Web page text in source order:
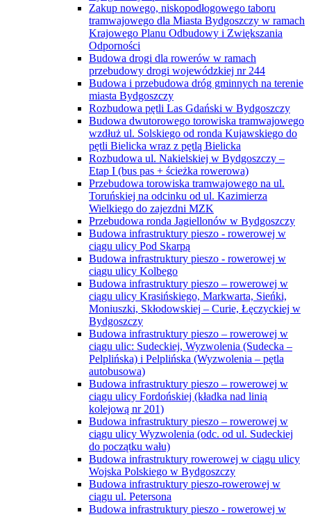
Zakup nowego, niskopodłogowego taboru
tramwajowego dla Miasta Bydgoszczy w ramach
Krajowego Planu Odbudowy i Zwiększania
Odporności
Budowa drogi dla rowerów w ramach
przebudowy drogi wojewódzkiej nr 244
Budowa i przebudowa dróg gminnych na terenie
miasta Bydgoszczy
Rozbudowa pętli Las Gdański w Bydgoszczy
Budowa dwutorowego torowiska tramwajowego
wzdłuż ul. Solskiego od ronda Kujawskiego do
pętli Bielicka wraz z pętlą Bielicka
Rozbudowa ul. Nakielskiej w Bydgoszczy –
Etap I (bus pas + ścieżka rowerowa)
Przebudowa torowiska tramwajowego na ul.
Toruńskiej na odcinku od ul. Kazimierza
Wielkiego do zajezdni MZK
Przebudowa ronda Jagiellonów w Bydgoszczy
Budowa infrastruktury pieszo - rowerowej w
ciągu ulicy Pod Skarpą
Budowa infrastruktury pieszo - rowerowej w
ciągu ulicy Kolbego
Budowa infrastruktury pieszo – rowerowej w
ciągu ulicy Krasińskiego, Markwarta, Sieńki,
Moniuszki, Skłodowskiej – Curie, Łęczyckiej w
Bydgoszczy
Budowa infrastruktury pieszo – rowerowej w
ciągu ulic: Sudeckiej, Wyzwolenia (Sudecka –
Pelplińska) i Pelplińska (Wyzwolenia – pętla
autobusowa)
Budowa infrastruktury pieszo – rowerowej w
ciągu ulicy Fordońskiej (kładka nad linią
kolejową nr 201)
Budowa infrastruktury pieszo – rowerowej w
ciągu ulicy Wyzwolenia (odc. od ul. Sudeckiej
do początku wału)
Budowa infrastruktury rowerowej w ciągu ulicy
Wojska Polskiego w Bydgoszczy
Budowa infrastruktury pieszo-rowerowej w
ciągu ul. Petersona
Budowa infrastruktury pieszo - rowerowej w